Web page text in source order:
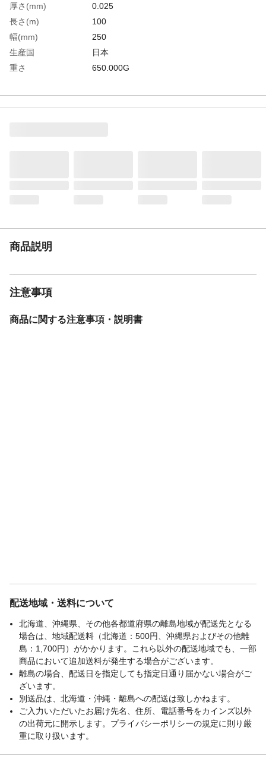
厚さ(mm)
0.025
長さ(m)
100
幅(mm)
250
生産国
日本
重さ
650.000G
（PE）（ゼラスト添加物）
商品説明
注意事項
商品に関する注意事項・説明書
配送地域・送料について
北海道、沖縄県、その他各都道府県の離島地域が配送先となる
場合は、地域配送料（北海道：500円、沖縄県およびその他離
島：1,700円）がかかります。これら以外の配送地域でも、一部
商品において追加送料が発生する場合がございます。
離島の場合、配送日を指定しても指定日通り届かない場合がご
ざいます。
別送品は、北海道・沖縄・離島への配送は致しかねます。
ご入力いただいたお届け先名、住所、電話番号をカインズ以外
の出荷元に開示します。プライバシーポリシーの規定に則り厳
重に取り扱います。